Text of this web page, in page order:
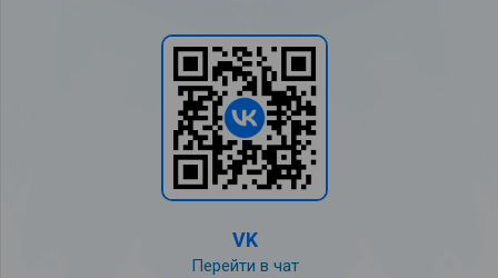
VK
Перейти в чат